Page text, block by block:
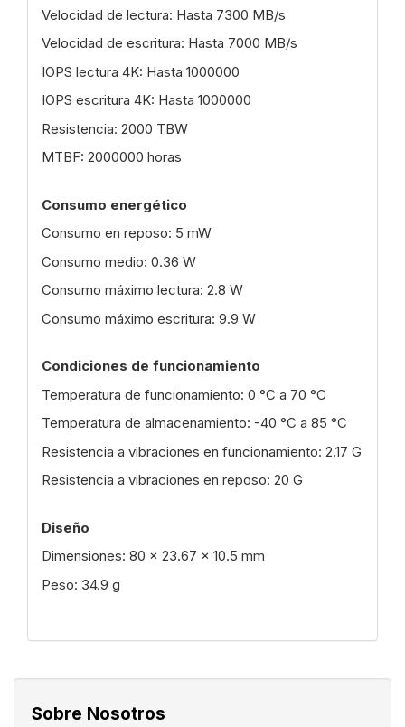
Velocidad de lectura: Hasta 7300 MB/s
Velocidad de escritura: Hasta 7000 MB/s
IOPS lectura 4K: Hasta 1000000
IOPS escritura 4K: Hasta 1000000
Resistencia: 2000 TBW
MTBF: 2000000 horas
Consumo energético
Consumo en reposo: 5 mW
Consumo medio: 0.36 W
Consumo máximo lectura: 2.8 W
Consumo máximo escritura: 9.9 W
Condiciones de funcionamiento
Temperatura de funcionamiento: 0 °C a 70 °C
Temperatura de almacenamiento: -40 °C a 85 °C
Resistencia a vibraciones en funcionamiento: 2.17 G
Resistencia a vibraciones en reposo: 20 G
Diseño
Dimensiones: 80 x 23.67 x 10.5 mm
Peso: 34.9 g
Sobre Nosotros